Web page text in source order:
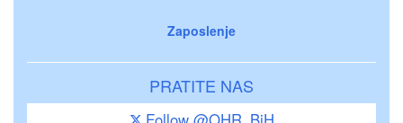
Zaposlenje
PRATITE NAS